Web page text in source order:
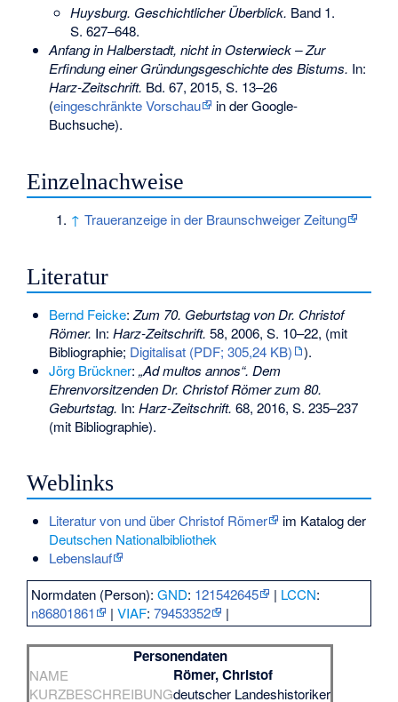
Huysburg. Geschichtlicher Überblick. Band 1.
S. 627–648.
Anfang in Halberstadt, nicht in Osterwieck – Zur
Erfindung einer Gründungsgeschichte des Bistums. In:
Harz-Zeitschrift. Bd. 67, 2015, S. 13–26
(eingeschränkte Vorschau
in der Google-
Buchsuche).
Einzelnachweise
↑ Traueranzeige in der Braunschweiger Zeitung
Literatur
Bernd Feicke: Zum 70. Geburtstag von Dr. Christof
Römer. In: Harz-Zeitschrift. 58, 2006, S. 10–22, (mit
Bibliographie; Digitalisat (PDF; 305,24 KB)
).
Jörg Brückner: „Ad multos annos“. Dem
Ehrenvorsitzenden Dr. Christof Römer zum 80.
Geburtstag. In: Harz-Zeitschrift. 68, 2016, S. 235–237
(mit Bibliographie).
Weblinks
Literatur von und über Christof Römer
im Katalog der
Deutschen Nationalbibliothek
Lebenslauf
Normdaten (Person):GND: 121542645 | LCCN:
n86801861
|VIAF:79453352 |
Personendaten
NAME Römer, Christof
KURZBESCHREIBUNGdeutscher Landeshistoriker